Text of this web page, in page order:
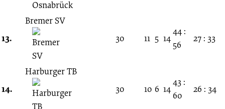
13.
Bremer SV
30
11 5 14
44 :
56
27 : 33
14.
Harburger TB
30
10 6 14
43 :
60
26 : 34